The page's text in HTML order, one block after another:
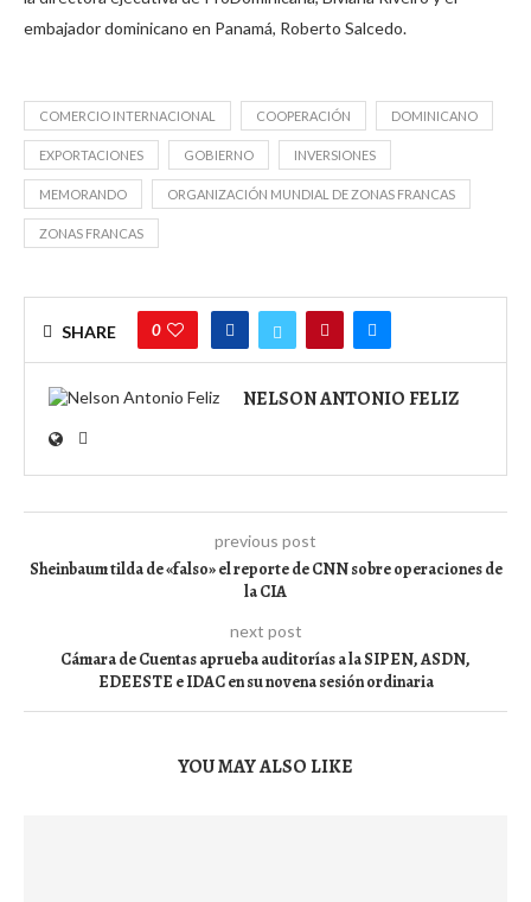
embajador dominicano en Panamá, Roberto Salcedo.
COMERCIO INTERNACIONAL COOPERACIÓN DOMINICANO
EXPORTACIONES GOBIERNO INVERSIONES
MEMORANDO ORGANIZACIÓN MUNDIAL DE ZONAS FRANCAS
ZONAS FRANCAS
SHARE 0
NELSON ANTONIO FELIZ
previous post
Sheinbaum tilda de «falso» el reporte de CNN sobre operaciones de
la CIA
next post
Cámara de Cuentas aprueba auditorías a la SIPEN, ASDN,
EDEESTE e IDAC en su novena sesión ordinaria
YOU MAY ALSO LIKE